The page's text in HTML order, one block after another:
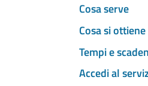
Cosa serve
Cosa si ottiene
Tempi e
Accedi al